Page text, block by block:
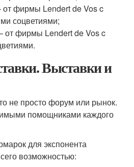
от фирмы Lendert de Vos c
соцветиями;
от фирмы Lendert de Vos c
Выставки и
не просто форум или рынок.
помощниками каждого
для экспонента
возможностью: